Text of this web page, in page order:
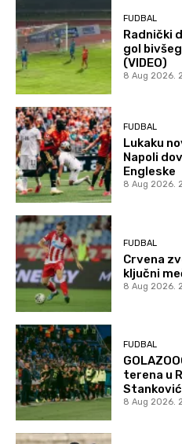
FUDBAL
Radnički
gol
(VIDEO)
8 Aug 2026.
FUDBAL
Lukaku
Napoli
Engleske
8 Aug 2026.
FUDBAL
Crvena
ključni
8 Aug 2026.
FUDBAL
terena u
8 Aug 2026.